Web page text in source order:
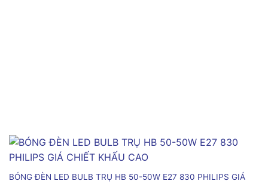
BÓNG ĐÈN LED BULB TRỤ HB 50-50W E27 830 PHILIPS GIÁ